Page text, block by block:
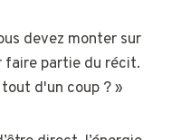
devez monter sur
faire partie du récit.
d'un coup ? »